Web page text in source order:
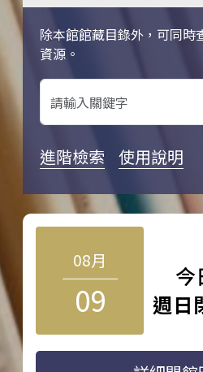
除本館館藏目錄外，可同時
資源。
關鍵字搜尋
進階檢索 使用說明
08月
09
今
週日